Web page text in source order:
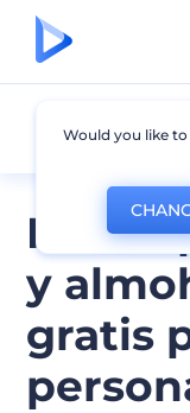
y
gratis
Mockup de
Would you like